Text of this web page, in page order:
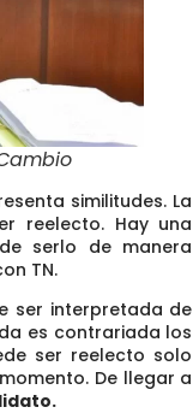
similitudes. La
reelecto. Hay una
serlo de manera
TN.
ser interpretada de
es contrariada los
ser reelecto solo
De llegar a